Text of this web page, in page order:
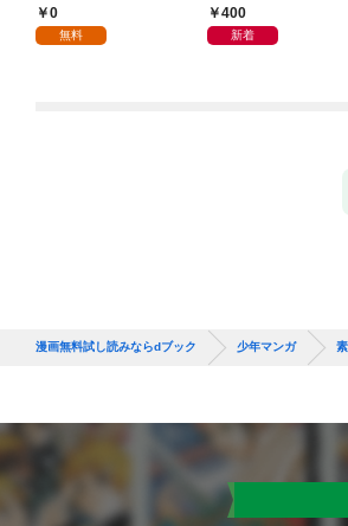
した(1)
0
無料
400
新着
漫画無料試し読みならdブック 少年マンガ